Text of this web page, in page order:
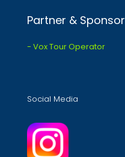
Partner & Sponsor
- Vox Tour Operator
Social Media